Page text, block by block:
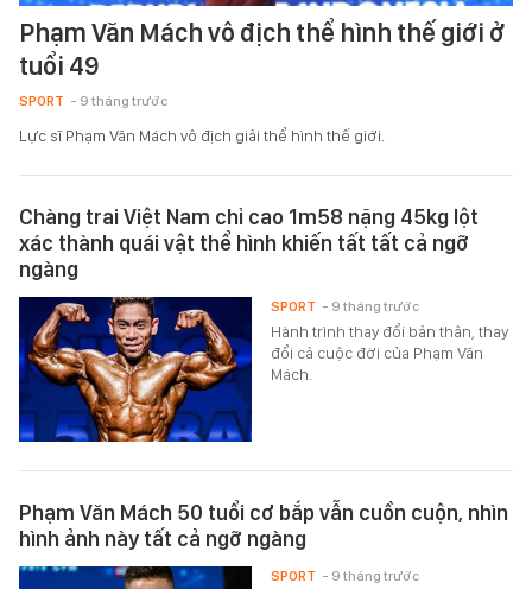
Phạm Văn Mách vô địch thể hình thế giới ở
tuổi 49
SPORT - 9 tháng trước
Lực sĩ Phạm Văn Mách vô địch giải thể hình thế giới.
Chàng trai Việt Nam chỉ cao 1m58 nặng 45kg lột
xác thành quái vật thể hình khiến tất tất cả ngỡ
ngàng
Hành trình thay đổi bản thân, thay
đổi cả cuộc đời của Phạm Văn
Mách.
SPORT - 9 tháng trước
Phạm Văn Mách 50 tuổi cơ bắp vẫn cuồn cuộn, nhìn
hình ảnh này tất cả ngỡ ngàng
SPORT - 9 tháng trước